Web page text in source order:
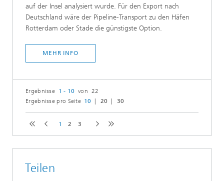
auf der Insel analysiert wurde. Für den Export nach
Deutschland wäre der Pipeline-Transport zu den Häfen
Rotterdam oder Stade die günstigste Option.
MEHR INFO
Ergebnisse 1 - 10 von 22
Ergebnisse pro Seite 10 20 30
1 2 3
Teilen